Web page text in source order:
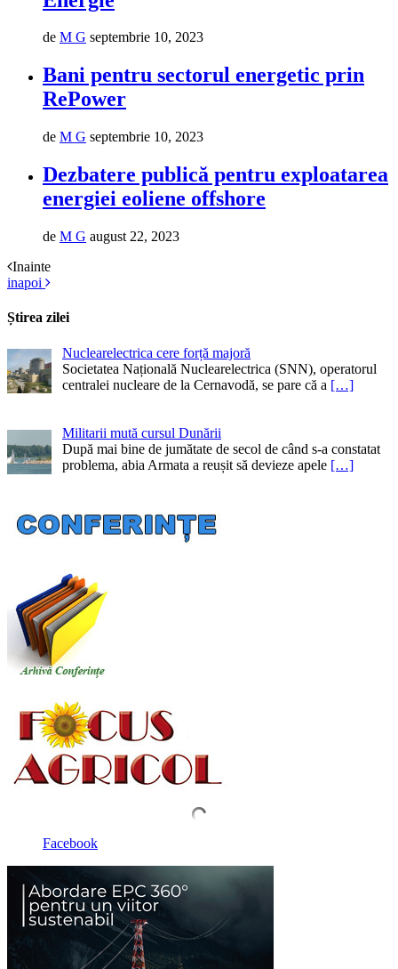
de M G septembrie 10, 2023
Bani pentru sectorul energetic prin
RePower
de M G septembrie 10, 2023
Dezbatere publică pentru exploatarea
energiei eoliene offshore
de M G august 22, 2023
Inainte
inapoi
Știrea zilei
Nuclearelectrica cere forță majoră
Societatea Națională Nuclearelectrica (SNN), operatorul
centralei nucleare de la Cernavodă, se pare că a […]
Militarii mută cursul Dunării
După mai bine de jumătate de secol de când s-a constatat
problema, abia Armata a reușit să devieze apele […]
Facebook